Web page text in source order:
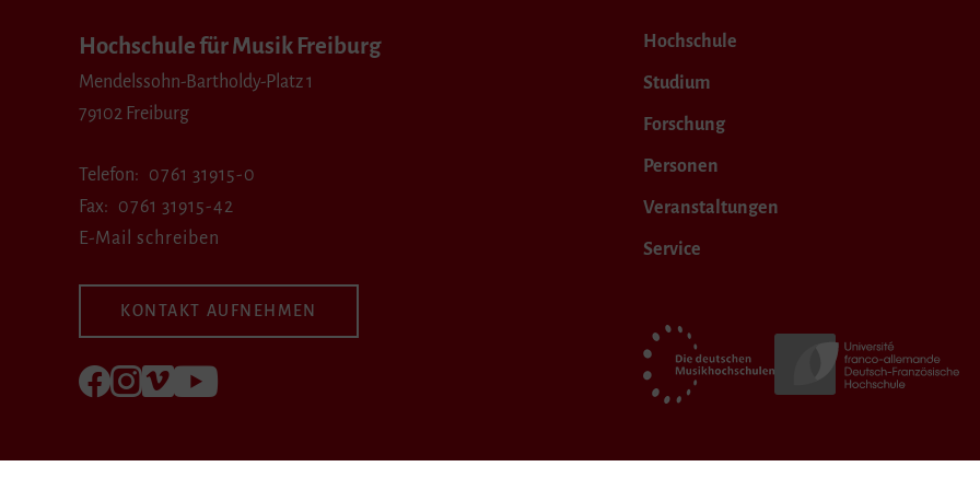
Hochschule für Musik Freiburg
Mendelssohn-Bartholdy-Platz 1
79102 Freiburg
Telefon
0761 31915-0
Fax
0761 31915-42
E-Mail schreiben
KONTAKT AUFNEHMEN
Folgen Sie uns auf Facebook
Folgen Sie uns auf Instagram
Besuchen Sie uns bei Vimeo
Hochschule
Studium
Forschung
Personen
Veranstaltungen
Service